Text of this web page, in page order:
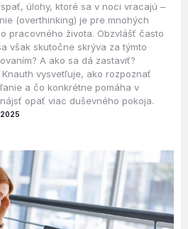
úlohy, ktoré sa v noci vracajú –
(overthinking) je pre mnohých
pracovného života. Obzvlášť často
však skutočne skrýva za týmto
A ako sa dá zastaviť?
vysvetľuje, ako rozpoznať
a čo konkrétne pomáha v
opäť viac duševného pokoja.